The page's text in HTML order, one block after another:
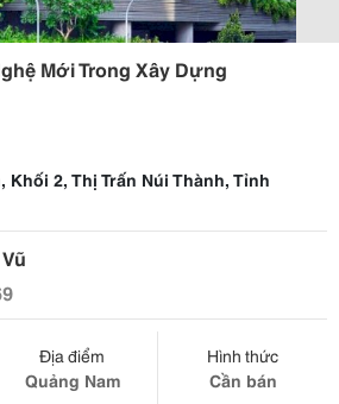
Mới Trong Xây Dựng
2, Thị Trấn Núi Thành, Tỉnh
Địa điểm
Quảng Nam
Hình thức
Cần bán